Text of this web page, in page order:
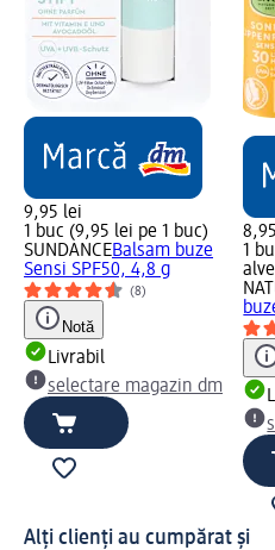
9,95 lei
1 buc (9,95 lei pe 1 buc)
SUNDANCEBalsam buze
Sensi SPF50, 4,8 g
(8)
Notă
Livrabil
selectare magazin dm
1
Alți clienți au cumpărat și